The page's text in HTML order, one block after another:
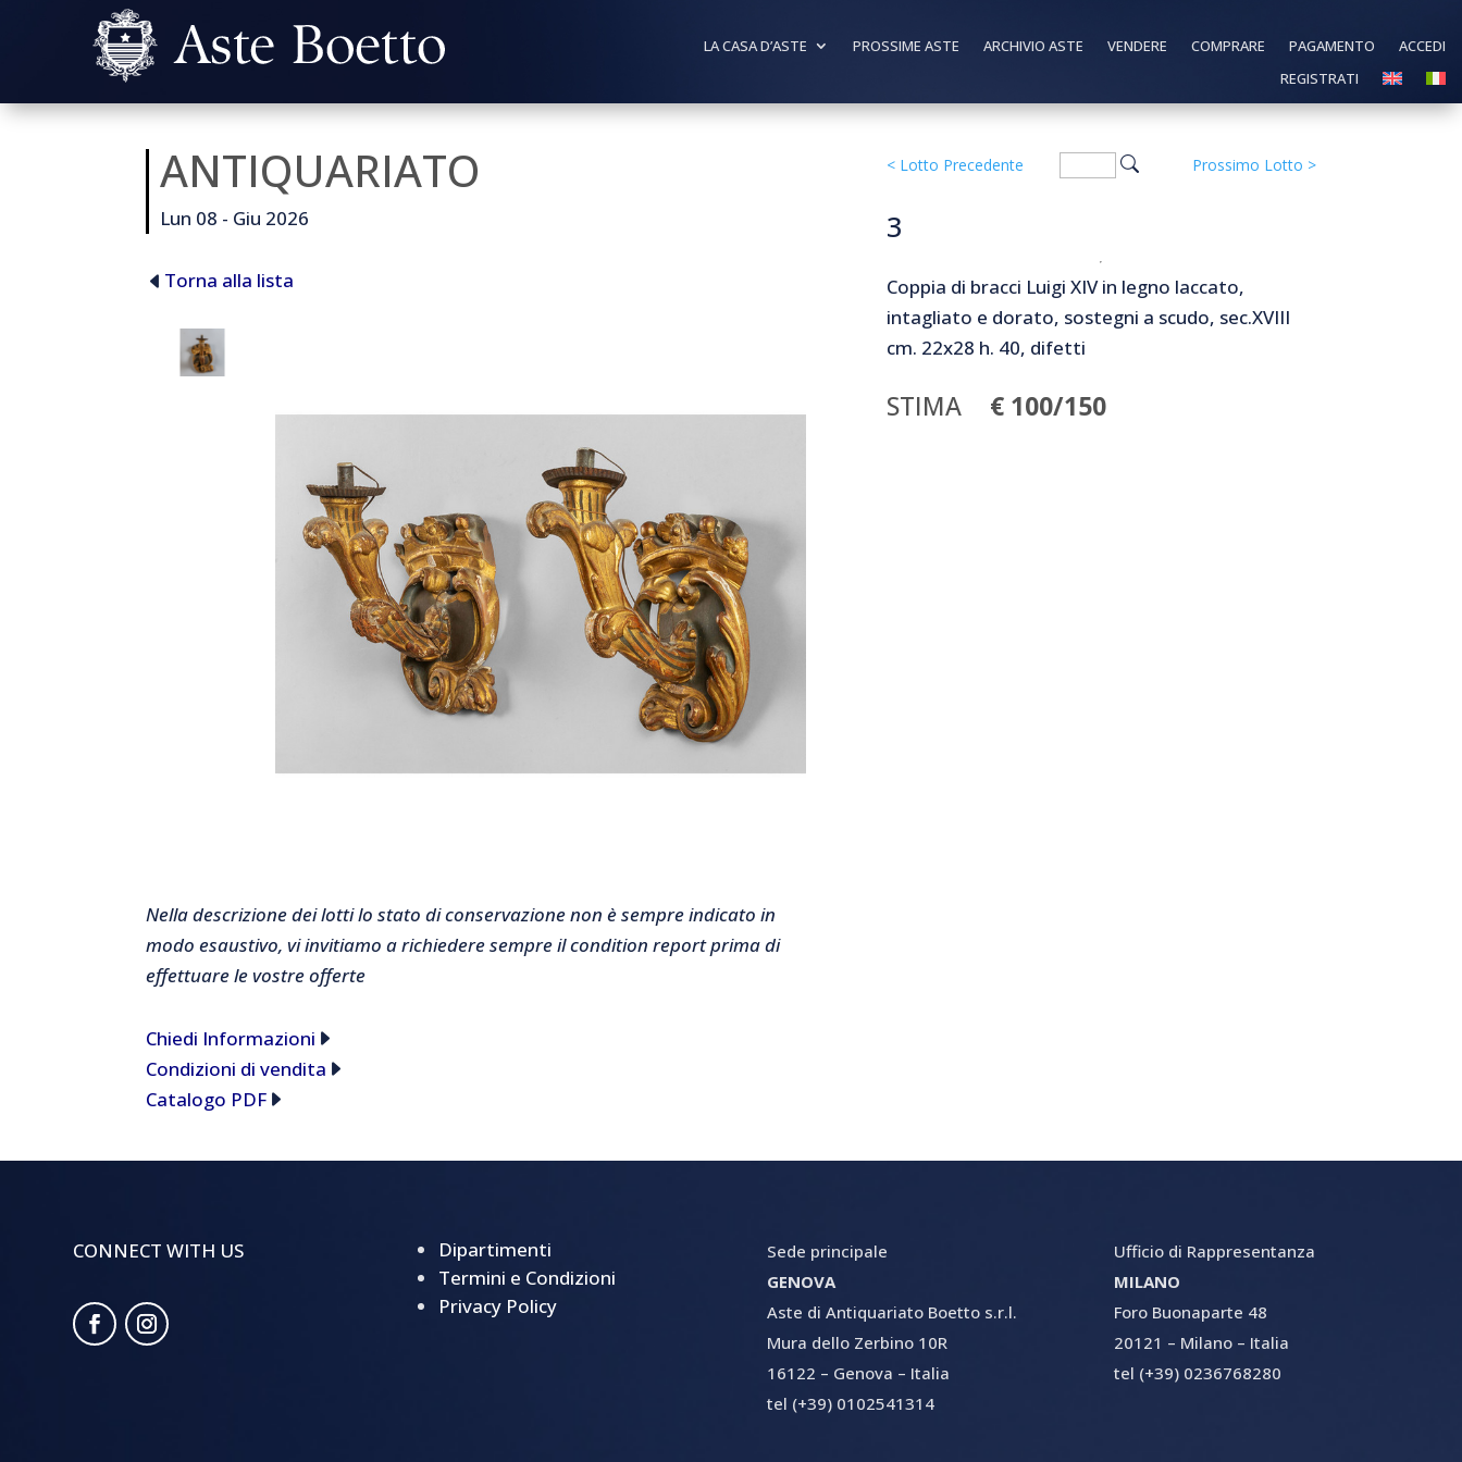
LA CASA D’ASTE PROSSIME ASTE ARCHIVIO ASTE VENDERE COMPRARE PAGAMENTO
ACCEDI
REGISTRATI
ANTIQUARIATO
Lun 08 - Giu 2026
Torna alla lista
Nella descrizione dei lotti lo stato di conservazione non è sempre indicato in
modo esaustivo, vi invitiamo a richiedere sempre il condition report prima di
effettuare le vostre offerte
Chiedi Informazioni
Condizioni di vendita
Catalogo PDF
< Lotto Precedente Prossimo Lotto >
3
Coppia di bracci Luigi XIV in legno laccato,
intagliato e dorato, sostegni a scudo, sec.XVIII
cm. 22x28 h. 40, difetti
STIMA € 100/150
CONNECT WITH US
Dipartimenti
Termini e Condizioni
Privacy Policy
Sede principale
GENOVA
Aste di Antiquariato Boetto s.r.l.
Mura dello Zerbino 10R
16122 – Genova – Italia
tel (+39) 0102541314
Ufficio di Rappresentanza
MILANO
Foro Buonaparte 48
20121 – Milano – Italia
tel (+39) 0236768280